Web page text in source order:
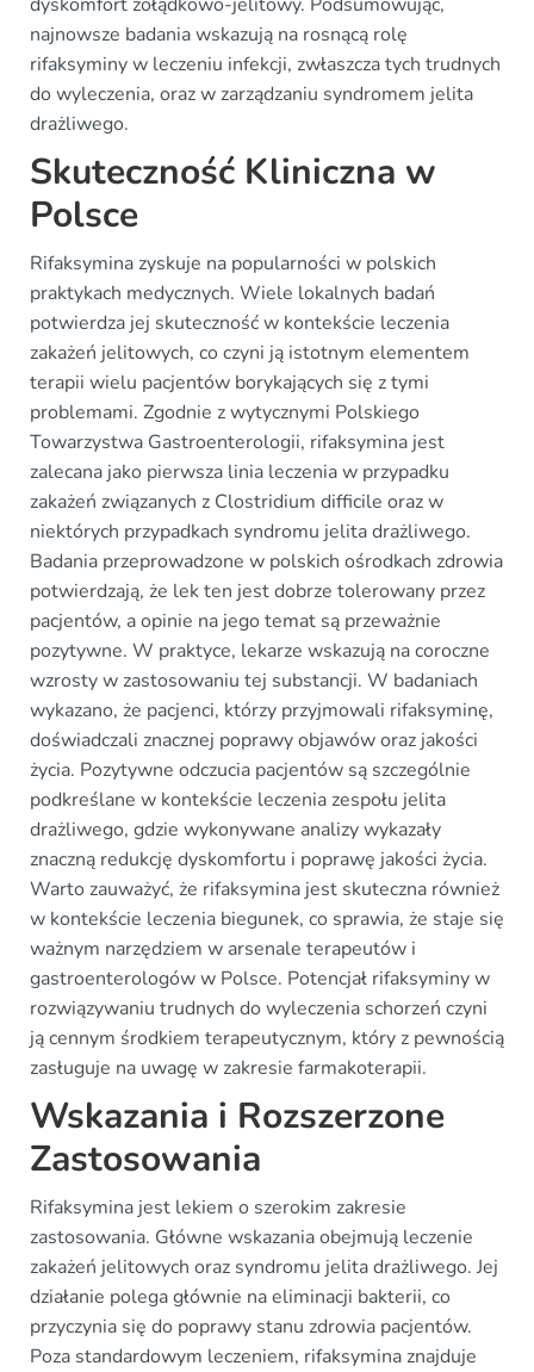
najnowsze badania wskazują na rosnącą rolę
rifaksyminy w leczeniu infekcji, zwłaszcza tych trudnych
do wyleczenia, oraz w zarządzaniu syndromem jelita
drażliwego.
Skuteczność Kliniczna w
Polsce
Rifaksymina zyskuje na popularności w polskich
praktykach medycznych. Wiele lokalnych badań
potwierdza jej skuteczność w kontekście leczenia
zakażeń jelitowych, co czyni ją istotnym elementem
terapii wielu pacjentów borykających się z tymi
problemami. Zgodnie z wytycznymi Polskiego
Towarzystwa Gastroenterologii, rifaksymina jest
zalecana jako pierwsza linia leczenia w przypadku
zakażeń związanych z Clostridium difficile oraz w
niektórych przypadkach syndromu jelita drażliwego.
Badania przeprowadzone w polskich ośrodkach zdrowia
potwierdzają, że lek ten jest dobrze tolerowany przez
pacjentów, a opinie na jego temat są przeważnie
pozytywne. W praktyce, lekarze wskazują na coroczne
wzrosty w zastosowaniu tej substancji. W badaniach
wykazano, że pacjenci, którzy przyjmowali rifaksyminę,
doświadczali znacznej poprawy objawów oraz jakości
życia. Pozytywne odczucia pacjentów są szczególnie
podkreślane w kontekście leczenia zespołu jelita
drażliwego, gdzie wykonywane analizy wykazały
znaczną redukcję dyskomfortu i poprawę jakości życia.
Warto zauważyć, że rifaksymina jest skuteczna również
w kontekście leczenia biegunek, co sprawia, że staje się
ważnym narzędziem w arsenale terapeutów i
gastroenterologów w Polsce. Potencjał rifaksyminy w
rozwiązywaniu trudnych do wyleczenia schorzeń czyni
ją cennym środkiem terapeutycznym, który z pewnością
zasługuje na uwagę w zakresie farmakoterapii.
Wskazania i Rozszerzone
Zastosowania
Rifaksymina jest lekiem o szerokim zakresie
zastosowania. Główne wskazania obejmują leczenie
zakażeń jelitowych oraz syndromu jelita drażliwego. Jej
działanie polega głównie na eliminacji bakterii, co
przyczynia się do poprawy stanu zdrowia pacjentów.
Poza standardowym leczeniem, rifaksymina znajduje